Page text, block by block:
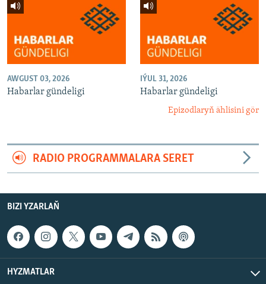
AWGUST 03, 2026
Habarlar gündeligi
IÝUL 31, 2026
Habarlar gündeligi
Epizodlaryň ählisini gör
RADIO PROGRAMMALARA SERET
BIZI YZARLAŇ
HYZMATLAR